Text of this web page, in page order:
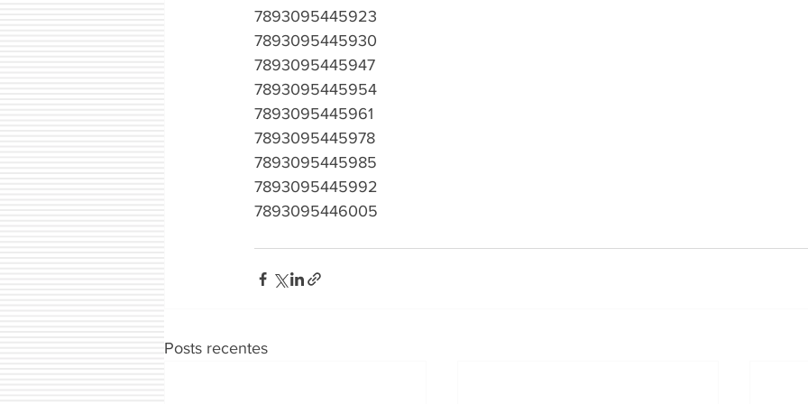
7893095445923
7893095445930
7893095445947
7893095445954
7893095445961
7893095445978
7893095445985
7893095445992
7893095446005
Posts recentes